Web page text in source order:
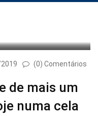
(0) Comentários
de mais um
numa cela